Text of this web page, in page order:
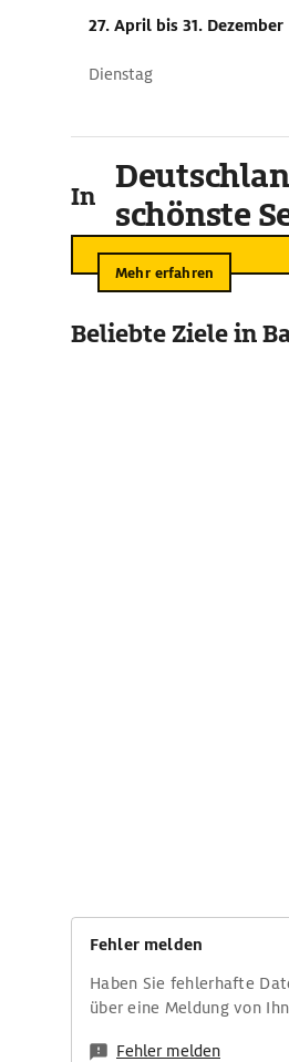
27. April bis 31. Dezember
Dienstag
In der Umgebung
schönste
Mehr erfahren
Beliebte Ziele in
Fehler melden
Haben Sie fehlerhafte
über eine Meldung von
Fehler melden